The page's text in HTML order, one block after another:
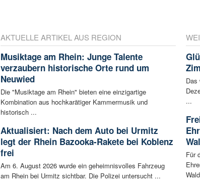
AKTUELLE ARTIKEL AUS REGION
Musiktage am Rhein: Junge Talente
verzaubern historische Orte rund um
Neuwied
Die "Musiktage am Rhein" bieten eine einzigartige
Kombination aus hochkarätiger Kammermusik und
historisch ...
Aktualisiert: Nach dem Auto bei Urmitz
legt der Rhein Bazooka-Rakete bei Koblenz
frei
Am 6. August 2026 wurde ein geheimnisvolles Fahrzeug
am Rhein bei Urmitz sichtbar. Die Polizei untersucht ...
Das
...
Für